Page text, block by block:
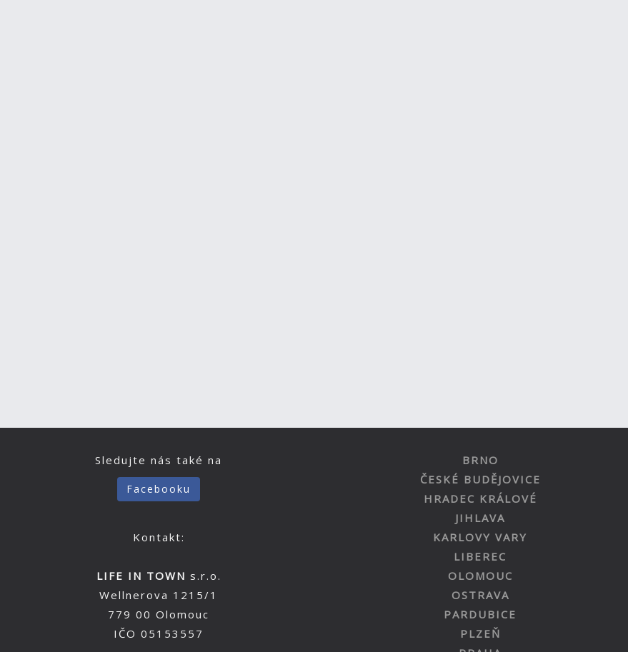
Sledujte nás také na
Facebooku
Kontakt:
LIFE IN TOWN s.r.o.
Wellnerova 1215/1
779 00 Olomouc
IČO 05153557
BRNO
ČESKÉ BUDĚJOVICE
HRADEC KRÁLOVÉ
JIHLAVA
KARLOVY VARY
LIBEREC
OLOMOUC
OSTRAVA
PARDUBICE
PLZEŇ